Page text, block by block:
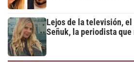
Lejos de la televisión,
Señuk, la periodista que